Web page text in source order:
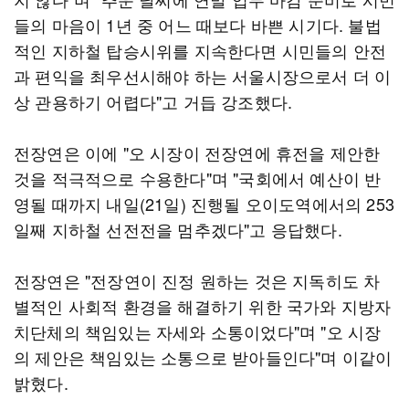
들의 마음이 1년 중 어느 때보다 바쁜 시기다. 불법
적인 지하철 탑승시위를 지속한다면 시민들의 안전
과 편익을 최우선시해야 하는 서울시장으로서 더 이
상 관용하기 어렵다"고 거듭 강조했다.
전장연은 이에 "오 시장이 전장연에 휴전을 제안한
것을 적극적으로 수용한다"며 "국회에서 예산이 반
영될 때까지 내일(21일) 진행될 오이도역에서의 253
일째 지하철 선전전을 멈추겠다"고 응답했다.
전장연은 "전장연이 진정 원하는 것은 지독히도 차
별적인 사회적 환경을 해결하기 위한 국가와 지방자
치단체의 책임있는 자세와 소통이었다"며 "오 시장
의 제안은 책임있는 소통으로 받아들인다"며 이같이
밝혔다.